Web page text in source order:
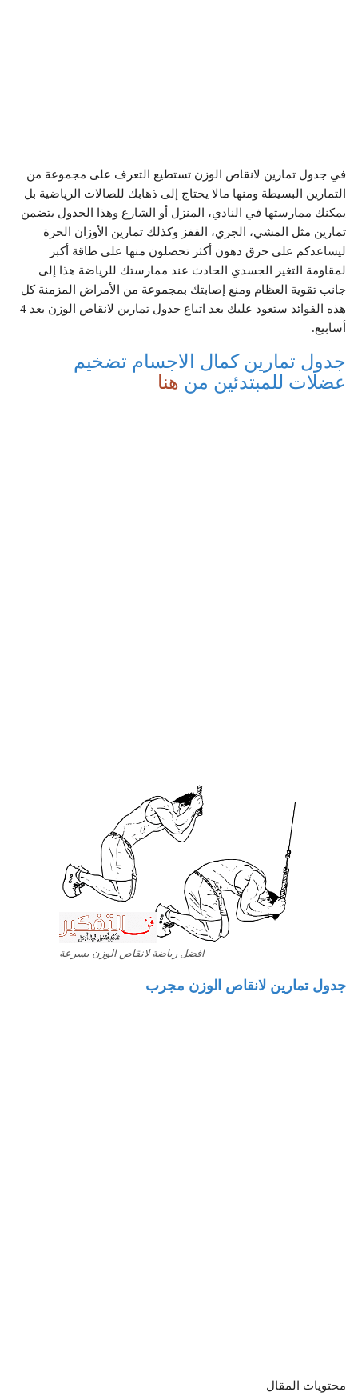
في جدول تمارين لانقاص الوزن تستطيع التعرف على مجموعة من
التمارين البسيطة ومنها مالا يحتاج إلى ذهابك للصالات الرياضية بل
يمكنك ممارستها في النادي، المنزل أو الشارع وهذا الجدول يتضمن
تمارين مثل المشي، الجري، القفز وكذلك تمارين الأوزان الحرة
ليساعدكم على حرق دهون أكثر تحصلون منها على طاقة أكبر
لمقاومة التغير الجسدي الحادث عند ممارستك للرياضة هذا إلى
جانب تقوية العظام ومنع إصابتك بمجموعة من الأمراض المزمنة كل
هذه الفوائد ستعود عليك بعد اتباع جدول تمارين لانقاص الوزن بعد 4
أسابيع.
جدول تمارين كمال الاجسام تضخيم
عضلات للمبتدئين من هنا
افضل رياضة لانقاص الوزن بسرعة
جدول تمارين لانقاص الوزن مجرب
محتويات المقال